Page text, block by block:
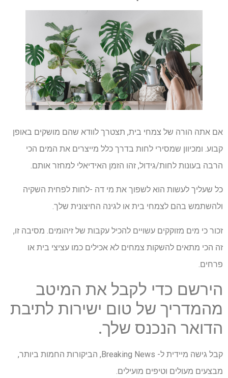
אם אתה הורה של צמחי בית, תצטרך לוודא שהם מושקים באופן
קבוע. ומכיוון שמסירי לחות בדרך כלל מייצרים את המים הכי
הרבה בעונות לחות/גידול, זהו הזמן האידיאלי למחזר אותם.
כל שעליך לעשות הוא לשפוך את מי דה -לחות לפחית השקיה
ולהשתמש בהם לצמחי בית או לגינה החיצונית שלך.
זכור כי מים מזוקקים עשויים להכיל עקבות של זיהומים. מסיבה זו,
זה הכי מתאים להשקות צמחים לא אכילים כמו עציצי בית או
פרחים.
הירשם כדי לקבל את המיטב
מהמדריך של טום ישירות לתיבת
הדואר הנכנס שלך.
קבל גישה מיידית ל- Breaking News, הביקורות החמות ביותר,
מבצעים מעולים וטיפים מועילים.